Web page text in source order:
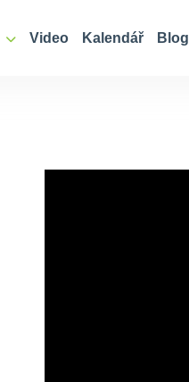
Video Kalendář Blog